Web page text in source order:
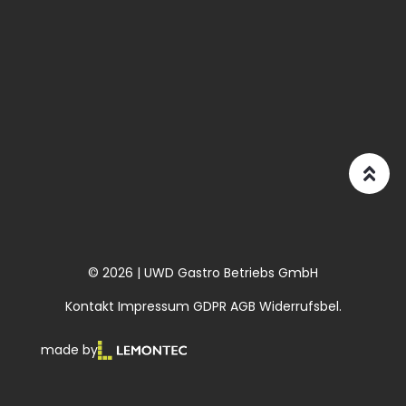
© 2026 | UWD Gastro Betriebs GmbH
Kontakt Impressum GDPR AGB Widerrufsbel.
made by